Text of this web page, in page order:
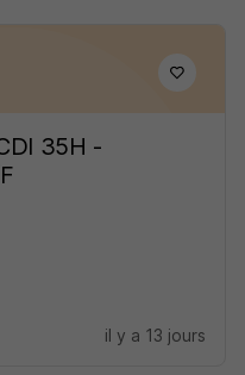
35H -
il y a 13 jours